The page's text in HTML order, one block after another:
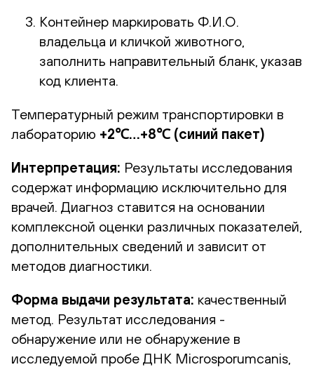
Контейнер маркировать Ф.И.О.
владельца и кличкой животного,
заполнить направительный бланк, указав
код клиента.
Температурный режим транспортировки в
лабораторию +2℃…+8℃ (синий пакет)
Интерпретация: Результаты исследования
содержат информацию исключительно для
врачей. Диагноз ставится на основании
комплексной оценки различных показателей,
дополнительных сведений и зависит от
методов диагностики.
Форма выдачи результата: качественный
метод. Результат исследования -
обнаружение или не обнаружение в
исследуемой пробе ДНК Microsporumcanis,